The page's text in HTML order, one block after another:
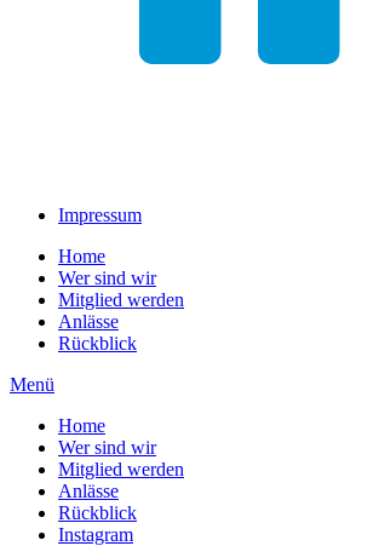
Impressum
Home
Wer sind wir
Mitglied werden
Anlässe
Rückblick
Menü
Home
Wer sind wir
Mitglied werden
Anlässe
Rückblick
Instagram